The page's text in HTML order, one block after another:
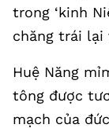
trong ‘kinh
chăng trái lại
Huệ Năng
tông được
mạch của